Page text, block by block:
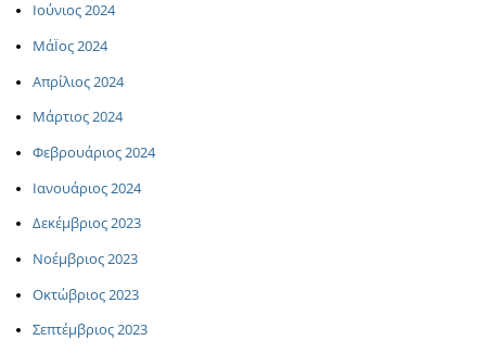
Ιούνιος 2024
ΜάΪος 2024
Απρίλιος 2024
Μάρτιος 2024
Φεβρουάριος 2024
Ιανουάριος 2024
Δεκέμβριος 2023
Νοέμβριος 2023
Οκτώβριος 2023
Σεπτέμβριος 2023